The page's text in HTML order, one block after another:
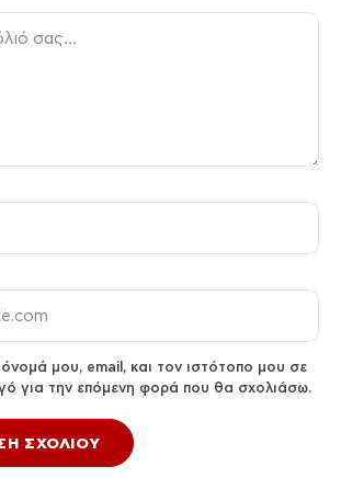
μου, email, και τον ιστότοπο μου σε
για την επόμενη φορά που θα σχολιάσω.